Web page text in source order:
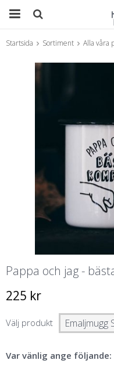
Startsida Sortiment Alla våra
Pappa och jag -
225 kr
Välj produkt
Var vänlig ange följande: